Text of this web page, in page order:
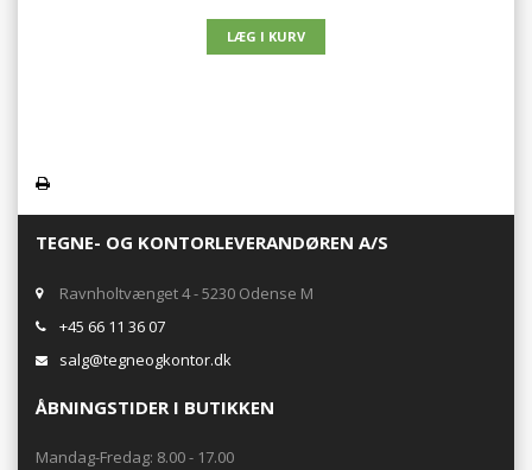
TEGNE- OG KONTORLEVERANDØREN A/S
Ravnholtvænget 4 - 5230 Odense M
+45 66 11 36 07
salg@tegneogkontor.dk
ÅBNINGSTIDER I BUTIKKEN
Mandag-Fredag: 8.00 - 17.00